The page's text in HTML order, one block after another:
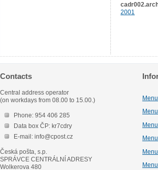
2001
Contacts
Central address operator
(on workdays from 08.00 to 15.00.)
Phone: 954 406 285
Data box ČP: kr7cdry
E-mail: info@cpost.cz
Česká pošta, s.p.
SPRÁVCE CENTRÁLNÍ ADRESY
Wolkerova 480